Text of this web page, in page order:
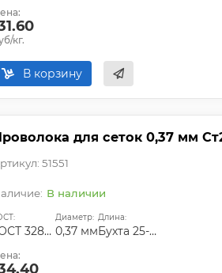
кг.
В корзину
для сеток 0,37 мм
51551
В наличии
ГОСТ 3282-74
Диаметр:
0,37 мм
Длина:
Бухта 25-50 кг